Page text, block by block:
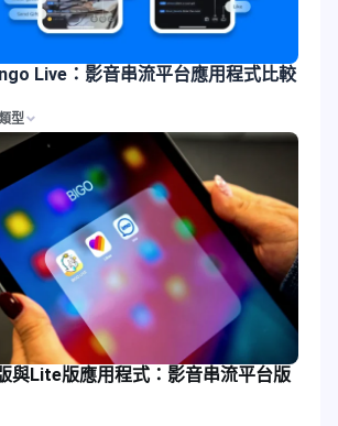
Live：影音串流平台應用程式比較
型
與Lite版應用程式：影音串流平台版